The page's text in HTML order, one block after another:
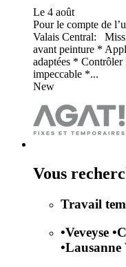
Le 4 août
Pour le compte de
Valais Central:
avant peinture *
adaptées *
impeccable *...
New
Vous
Travail
•Veveyse •
•Lausanne